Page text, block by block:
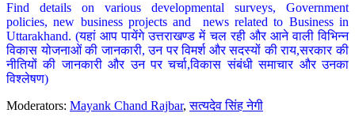
Find details on various developmental surveys, Government
policies, new business projects and news related to Business in
Uttarakhand. (यहां आप पायेंगे उत्तराखण्ड में चल रही और आने वाली विभिन्न
विकास योजनाओं की जानकारी, उन पर विमर्श और सदस्यों की राय,सरकार की
नीतियों की जानकारी और उन पर चर्चा,विकास संबंधी समाचार और उनका
विश्लेषण)
Moderators: Mayank Chand Rajbar,सत्यदेव सिंह नेगी